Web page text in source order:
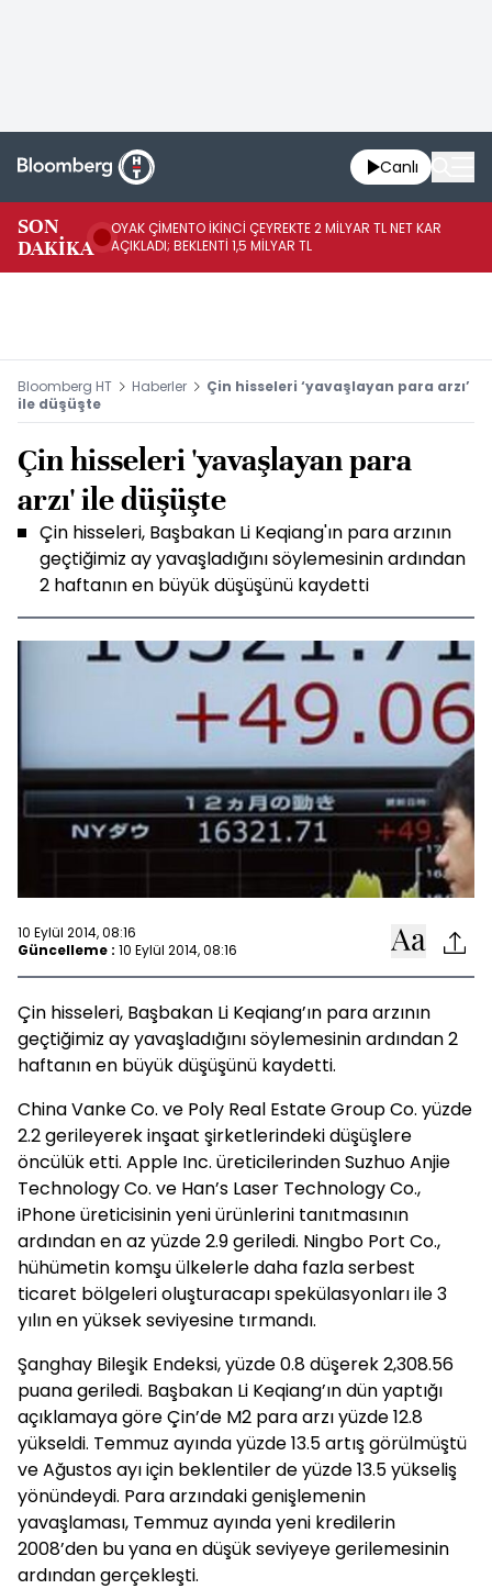
Canlı
SON
DAKİKA
OYAK ÇİMENTO İKİNCİ ÇEYREKTE 2 MİLYAR TL NET KAR
AÇIKLADI; BEKLENTİ 1,5 MİLYAR TL
Bloomberg HT Haberler
Çin hisseleri ‘yavaşlayan para arzı’
ile düşüşte
Çin hisseleri 'yavaşlayan para
arzı' ile düşüşte
Çin hisseleri, Başbakan Li Keqiang'ın para arzının
geçtiğimiz ay yavaşladığını söylemesinin ardından
2 haftanın en büyük düşüşünü kaydetti
10 Eylül 2014, 08:16
Güncelleme : 10 Eylül 2014, 08:16
Çin hisseleri, Başbakan Li Keqiang’ın para arzının
geçtiğimiz ay yavaşladığını söylemesinin ardından 2
haftanın en büyük düşüşünü kaydetti.
China Vanke Co. ve Poly Real Estate Group Co. yüzde
2.2 gerileyerek inşaat şirketlerindeki düşüşlere
öncülük etti. Apple Inc. üreticilerinden Suzhuo Anjie
Technology Co. ve Han’s Laser Technology Co.,
iPhone üreticisinin yeni ürünlerini tanıtmasının
ardından en az yüzde 2.9 geriledi. Ningbo Port Co.,
hühümetin komşu ülkelerle daha fazla serbest
ticaret bölgeleri oluşturacapı spekülasyonları ile 3
yılın en yüksek seviyesine tırmandı.
Şanghay Bileşik Endeksi, yüzde 0.8 düşerek 2,308.56
puana geriledi. Başbakan Li Keqiang’ın dün yaptığı
açıklamaya göre Çin’de M2 para arzı yüzde 12.8
yükseldi. Temmuz ayında yüzde 13.5 artış görülmüştü
ve Ağustos ayı için beklentiler de yüzde 13.5 yükseliş
yönündeydi. Para arzındaki genişlemenin
yavaşlaması, Temmuz ayında yeni kredilerin
2008’den bu yana en düşük seviyeye gerilemesinin
ardından gerçekleşti.